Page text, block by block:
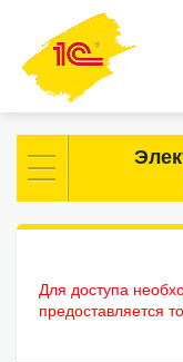
Для доступа
предоставляется